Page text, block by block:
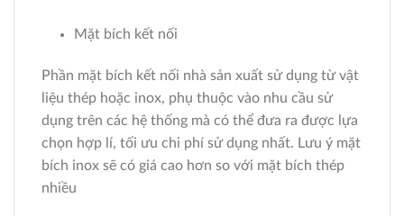
Mặt bích kết nối
Phần mặt bích kết nối nhà sản xuất sử dụng từ vật
liệu thép hoặc inox, phụ thuộc vào nhu cầu sử
dụng trên các hệ thống mà có thể đưa ra được lựa
chọn hợp lí, tối ưu chi phí sử dụng nhất. Lưu ý mặt
bích inox sẽ có giá cao hơn so với mặt bích thép
nhiều